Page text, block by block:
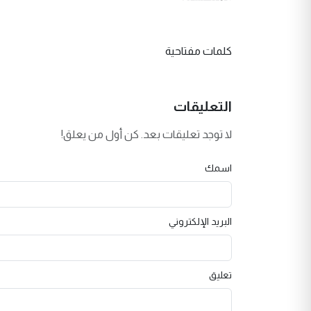
كلمات مفتاحية
التعليقات
لا توجد تعليقات بعد. كن أول من يعلق!
اسمك
البريد الإلكتروني
تعليق